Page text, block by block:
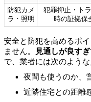
防犯カメ
ラ・照明
犯罪抑止・ト
時の証拠保
安全と防犯を高めるポ
ません。
見通しが良す
で、業者には次のよう
夜間も使うのか、
近隣住宅との距離